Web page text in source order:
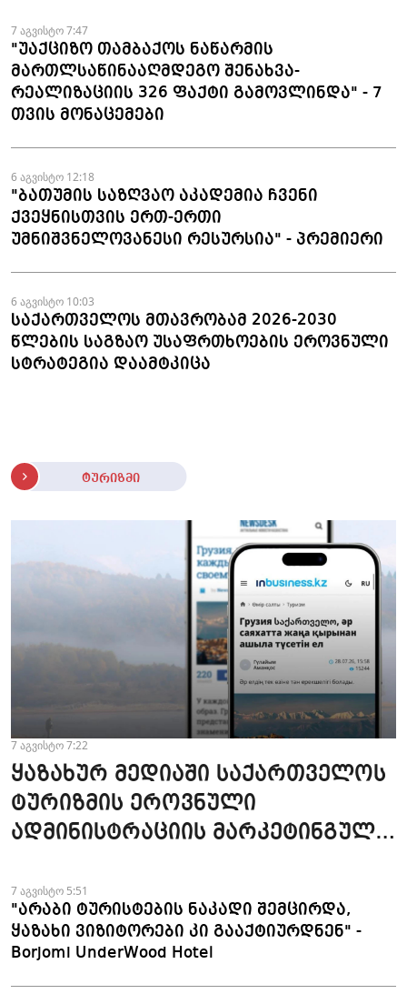
ფაქტები აღკვეთეს
7 აგვისტო 7:47
"უაქციზო თამბაქოს ნაწარმის
მართლსაწინააღმდეგო შენახვა-
რეალიზაციის 326 ფაქტი გამოვლინდა" - 7
თვის მონაცემები
6 აგვისტო 12:18
"ბათუმის საზღვაო აკადემია ჩვენი
ქვეყნისთვის ერთ-ერთი
უმნიშვნელოვანესი რესურსია" - პრემიერი
6 აგვისტო 10:03
საქართველოს მთავრობამ 2026-2030
წლების საგზაო უსაფრთხოების ეროვნული
სტრატეგია დაამტკიცა
ტურიზმი
7 აგვისტო 7:22
ყაზახურ მედიაში საქართველოს
ტურიზმის ეროვნული
ადმინისტრაციის მარკეტინგული
მომზადდა
7 აგვისტო 5:51
"არაბი ტურისტების ნაკადი შემცირდა,
ყაზახი ვიზიტორები კი გააქტიურდნენ" -
Borjomi UnderWood Hotel